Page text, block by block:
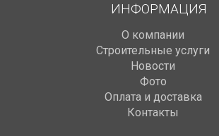
ИНФОРМАЦИЯ
О компании
Строительные услуги
Новости
Фото
Оплата и доставка
Контакты